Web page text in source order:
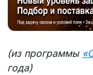
(из программы
года)